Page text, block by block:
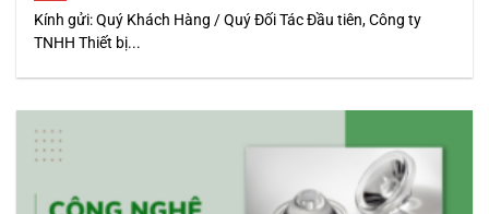
Kính gửi: Quý Khách Hàng / Quý Đối Tác Đầu tiên, Công ty
TNHH Thiết bị...